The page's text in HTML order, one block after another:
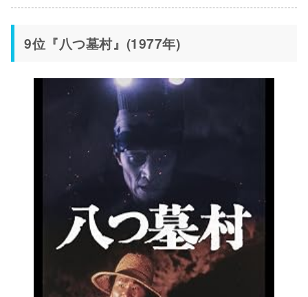
9位『八つ墓村』(1977年)